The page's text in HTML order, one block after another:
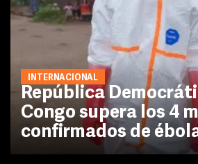
INTERNACIONAL
República
Congo supera los 4
confirmados de